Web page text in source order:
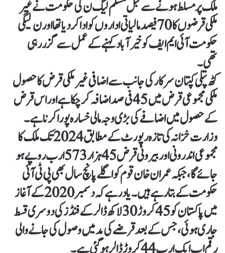
ملک پر مسلط ہونے سے قبل مسلم لیگ ن کی حکومت نے غیر
ملکی قرضوں کا70 فیصد مالیاتی اداروں کو ادا کر دیا تھا اور ن لیگی
حکومت آئی ایم ایف کو خیر آباد کہنے کے عمل سے گزر رہی
تھی۔
کٹھ پتلی کپتان سرکار کی جانب سے اضافی غیر ملکی قرض کا حصول
ملکی مجموعی قرض میں 45 فی صد اضافہ کر چکا ہے اور اس قرض
کے حصول میں اضافے کی بڑی وجہ مالی خسارہ پورا کرنا ہے ۔
وزارت خزانہ کی تازہ رپورٹ کے مطابق 2024 تک ملک کا
مجموعی اندرونی اور بیرونی قرض 45 ہزار 573 ارب روپے ہو
جائے گا،جبکہ عمران خان قوم کو اگلے پانچ سال بھی پی ٹی آئی
حکومت کے بتا رہے ہیں۔ یاد رہے کہ دسمبر 2020 کے آغاز
میں پاکستان کو 45 کروڑ 30 لاکھ ڈالر کے فنڈز کی دوسری قسط
جاری ہوئی، جس کے بعد قرضے کی مد میں وصول کی جانے والی